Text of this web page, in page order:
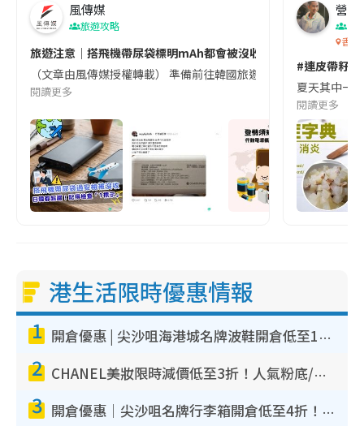
風傳媒
旅遊攻略
旅遊注意｜搭飛機帶尿袋標明mAh都會被沒收😱出發前切記檢查
（文章由風傳媒授權轉載） 準備前往韓國旅遊的民眾，近期要
閱讀更多
營養
香港
#連皮帶籽
夏天其中一
閱讀更多
港生活限時優惠情報
1 開倉優惠 | 尖沙咀海港城名牌波鞋開倉低至1折！On鞋$899起／Joy&Peace鞋履$98起
2 CHANEL美妝限時減價低至3折！人氣粉底/唇膏/精華液低至$275！COCO香水都有平
3 開倉優惠｜尖沙咀名牌行李箱開倉低至4折！一連5日 American Tourister/ace./Hallmark $200起！